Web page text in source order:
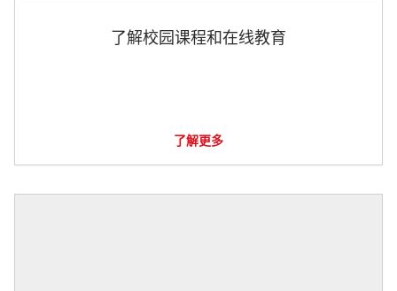
了解校园课程和在线教育
了解更多